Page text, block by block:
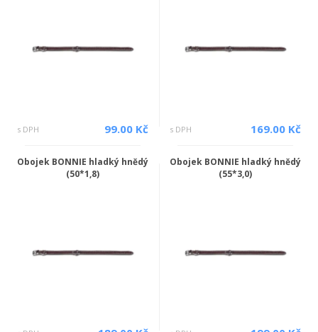
s DPH 99.00 Kč s DPH 169.00 Kč
Obojek BONNIE hladký hnědý
(50*1,8)
Obojek BONNIE hladký hnědý
(55*3,0)